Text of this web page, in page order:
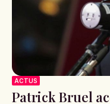
ACTUS
Patrick Bruel